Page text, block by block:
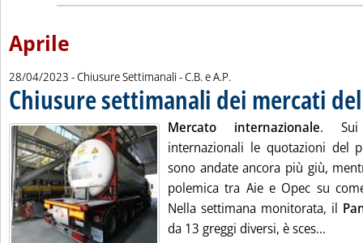
Aprile
28/04/2023 - Chiusure Settimanali -di:
C.B. e A.P.
Chiusure settimanali dei mercati
Mercato internazionale. Sui
internazionali le quotazioni del
sono andate ancora più giù,
polemica tra Aie e Opec su
Nella settimana monitorata, il
da 13 greggi diversi, è sces...